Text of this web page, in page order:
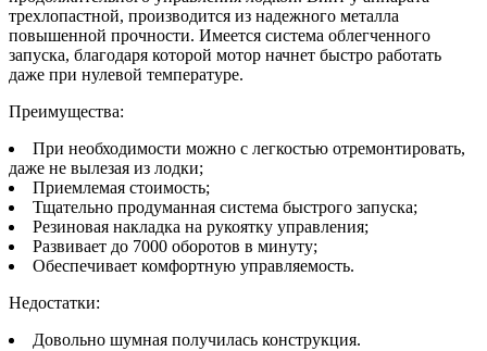
трехлопастной, производится из надежного металла
повышенной прочности. Имеется система облегченного
запуска, благодаря которой мотор начнет быстро работать
даже при нулевой температуре.
Преимущества:
При необходимости можно с легкостью отремонтировать,
даже не вылезая из лодки;
Приемлемая стоимость;
Тщательно продуманная система быстрого запуска;
Резиновая накладка на рукоятку управления;
Развивает до 7000 оборотов в минуту;
Обеспечивает комфортную управляемость.
Недостатки:
Довольно шумная получилась конструкция.